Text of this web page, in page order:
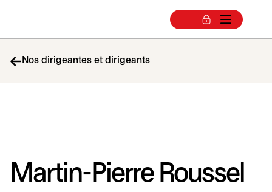
Nos dirigeantes et dirigeants
Martin-Pierre Roussel